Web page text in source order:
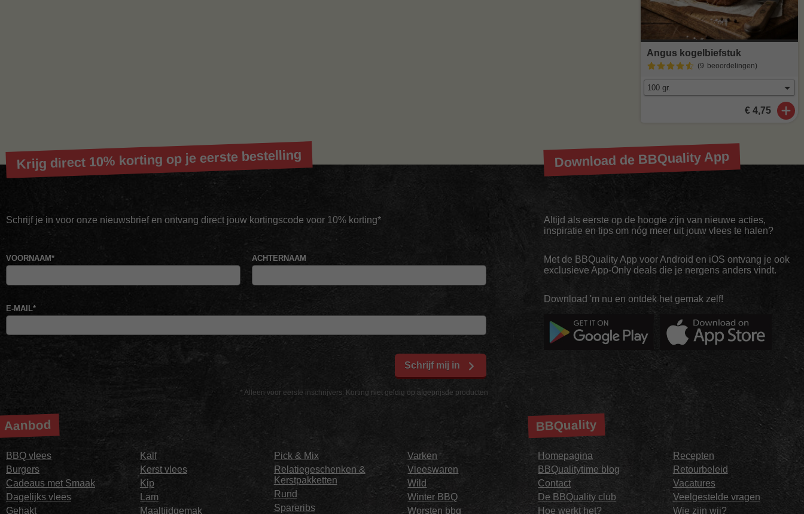
Angus kogelbiefstuk
(9 beoordelingen)
€ 4,75
Krijg direct 10% korting op je eerste bestelling
Schrijf je in voor onze nieuwsbrief en ontvang direct jouw kortingscode voor 10% korting*
* Alleen voor eerste inschrijvers. Korting niet geldig op afgeprijsde producten
VOORNAAM* ACHTERNAAM
E-MAIL*
Schrijf mij in
Download de BBQuality App
Altijd als eerste op de hoogte zijn van nieuwe acties,
inspiratie en tips om nóg meer uit jouw vlees te halen?
Met de BBQuality App voor Android en iOS ontvang je ook
exclusieve App-Only deals die je nergens anders vindt.
Download 'm nu en ontdek het gemak zelf!
Aanbod
BBQ vlees
Burgers
Cadeaus met Smaak
Dagelijks vlees
Gehakt
Kalf
Kerst vlees
Kip
Lam
Maaltijdgemak
Pick & Mix
Relatiegeschenken &
Kerstpakketten
Rund
Spareribs
Varken
Vleeswaren
Wild
Winter BBQ
Worsten bbq
BBQuality
Homepagina
BBQualitytime blog
Contact
De BBQuality club
Hoe werkt het?
Recepten
Retourbeleid
Vacatures
Veelgestelde vragen
Wie zijn wij?